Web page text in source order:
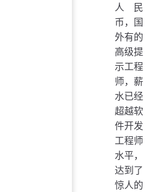
人民
币，国
外有的
高级提
示工程
师，薪
水已经
超越软
件开发
工程师
水平，
达到了
惊人的